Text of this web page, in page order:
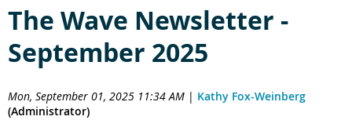
The Wave Newsletter -
September 2025
Mon, September 01, 2025 11:34 AM | Kathy Fox-Weinberg
(Administrator)